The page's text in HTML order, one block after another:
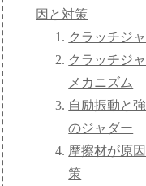
因と対策
クラッチジ
クラッチジ
メカニズム
自励振動と
のジャダー
摩擦材が原
策